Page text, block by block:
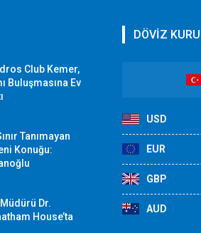
Club Kemer,
Buluşmasına Ev
Tanımayan
Konuğu:
Dr.
House’ta
DÖVİZ KURU
USD
EUR
GBP
AUD